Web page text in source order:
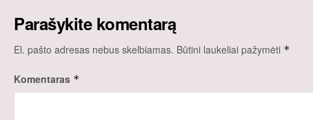
Parašykite komentarą
El. pašto adresas nebus skelbiamas. Būtini laukeliai pažymėti *
Komentaras *